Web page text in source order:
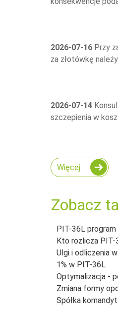
2026-07-16 Przy
za złotówkę
2026-07-14
szczepienia w
Więcej
Zobacz
PIT-36L
Kto rozlicza PIT-
Ulgi i odliczenia
1% w PIT-36L
Optymalizacja -
Zmiana formy
Spółka